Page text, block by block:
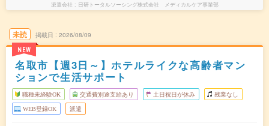
派遣会社 日研トータルソーシング株式会社 メディカルケア事業部
未読
NEW
掲載日 2026/08/09
名取市【週3日～】ホテルライクな高齢者マン
ションで生活サポート
職種未経験OK 交通費別途支給あり 土日祝日が休み 残業なし
WEB登録OK 派遣